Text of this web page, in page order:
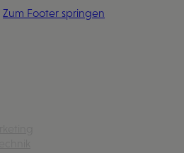
Zum Footer springen